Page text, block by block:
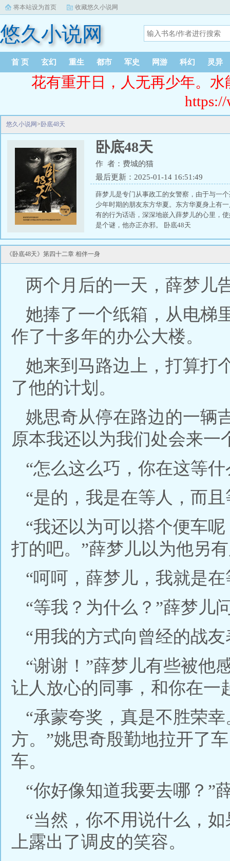
将本站设为首页 收藏悠久小说网
悠久小说网
首 页 玄幻 重生 都市 军史 网游 科幻 灵异
花有重开日，人无再少年。
悠久小说网> 卧底48天
卧底48天
作 者：费城的猫
最后更新：2025-01-14 16:51:49
薛梦儿是专门从事政工的女警察，由于与一
少年时期的朋友东方华夏。东方华夏身上有
有的行为话语，深深地嵌入薛梦儿的心里，
是个谜，他亦正亦邪。 卧底48天
《卧底48天》第四十二章 相伴一身
两个月后的一天，薛梦儿
她捧了一个纸箱，从电梯
作了十多年的办公大楼。
她来到马路边上，打算打
了他的计划。
姚思奇从停在路边的一辆
原本我还以为我们处会来一
“怎么这么巧，你在这等
“是的，我是在等人，而
“我还以为可以搭个便车
打的吧。”薛梦儿以为他另
“呵呵，薛梦儿，我就是
“等我？为什么？”薛梦儿
“用我的方式向曾经的战
“谢谢！”薛梦儿有些被他
让人放心的同事，和你在一
“承蒙夸奖，真是不胜荣
方。”姚思奇殷勤地拉开了
车。
“你好像知道我要去哪？”
“当然，你不用说什么，
上露出了调皮的笑容。